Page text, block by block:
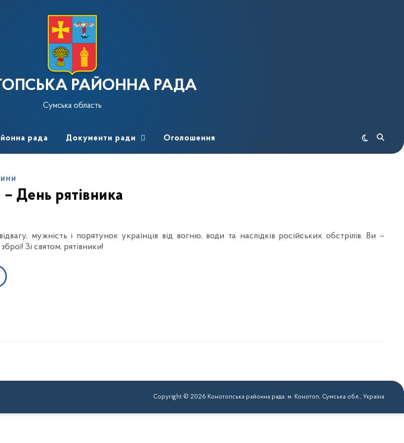
РАЙОННА РАДА
Сумська область
рада Документи ради Оголошення
– День рятівника
мужність і порятунок українців від вогню, води та наслідків російських обстрілів. Ви –
Зі святом, рятівники!
Copyright © 2026 Конотопська районна рада. м. Конотоп, Сумська обл., Україна